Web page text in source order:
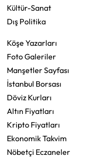
Kültür-Sanat
Dış Politika
Köşe Yazarları
Foto Galeriler
Manşetler Sayfası
İstanbul Borsası
Döviz Kurları
Altın Fiyatları
Kripto Fiyatları
Ekonomik Takvim
Nöbetçi Eczaneler